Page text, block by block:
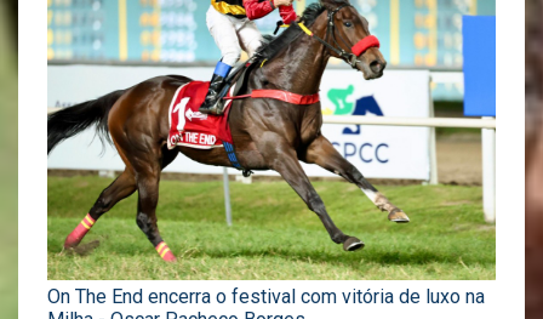
On The End encerra o festival com vitória de luxo na